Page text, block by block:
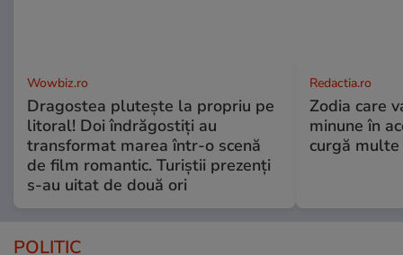
Wowbiz.ro
Dragostea plutește la propriu pe
litoral! Doi îndrăgostiți au
transformat marea într-o scenă
de film romantic. Turiștii prezenți
s-au uitat de două ori
Redactia.ro
Zodia care
minune în
curgă
POLITIC